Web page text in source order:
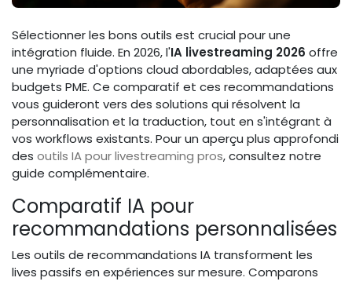
Sélectionner les bons outils est crucial pour une
intégration fluide. En 2026, l'IA livestreaming 2026 offre
une myriade d'options cloud abordables, adaptées aux
budgets PME. Ce comparatif et ces recommandations
vous guideront vers des solutions qui résolvent la
personnalisation et la traduction, tout en s'intégrant à
vos workflows existants. Pour un aperçu plus approfondi
des outils IA pour livestreaming pros, consultez notre
guide complémentaire.
Comparatif IA pour
recommandations personnalisées
Les outils de recommandations IA transforment les
lives passifs en expériences sur mesure. Comparons